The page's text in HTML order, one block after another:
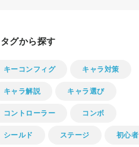
タグから探す
キーコンフィグ キャラ対策
キャラ解説 キャラ選び
コントローラー コンボ
シールド ステージ 初心者